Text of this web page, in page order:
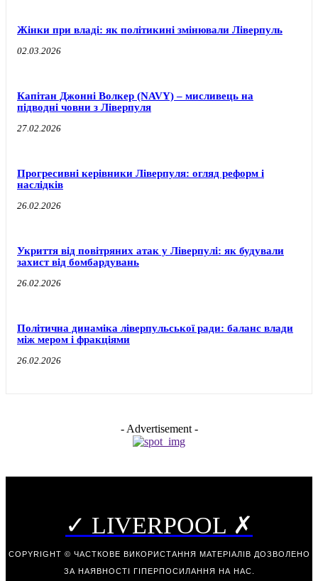
Жінки при владі: як політикині змінювали Ліверпуль
02.03.2026
Капітан Джонні Волкер (NAVY) – мисливець на
підводні човни з Ліверпуля
27.02.2026
Прогресивні керівники Ліверпуля: огляд реформ і
наслідків
26.02.2026
Укриття від повітряних атак у Ліверпулі: як будували
захист від бомбардувань
26.02.2026
Політична динаміка ліверпульської ради: баланс влади
між мером і фракціями
26.02.2026
- Advertisement -
✓ LIVERPOOL ✗
COPYRIGHT © ЧАСТКОВЕ ВИКОРИСТАННЯ МАТЕРІАЛІВ ДОЗВОЛЕНО
ЗА НАЯВНОСТІ ГІПЕРПОСИЛАННЯ НА НАС.